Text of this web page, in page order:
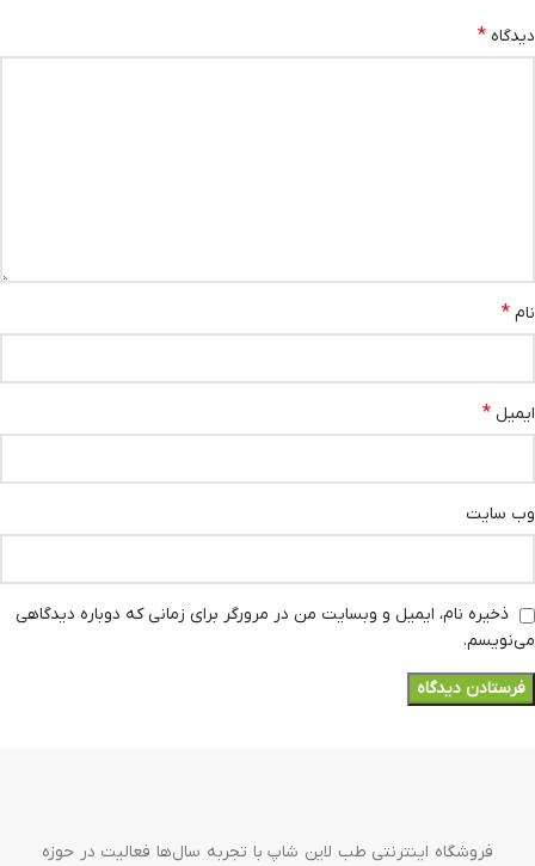
دیدگاه *
نام *
ایمیل *
وب‌ سایت
ذخیره نام، ایمیل و وبسایت من در مرورگر برای زمانی که دوباره دیدگاهی
می‌نویسم.
فروشگاه اینترنتی طب لاین شاپ با تجربه سال‌ها فعالیت در حوزه